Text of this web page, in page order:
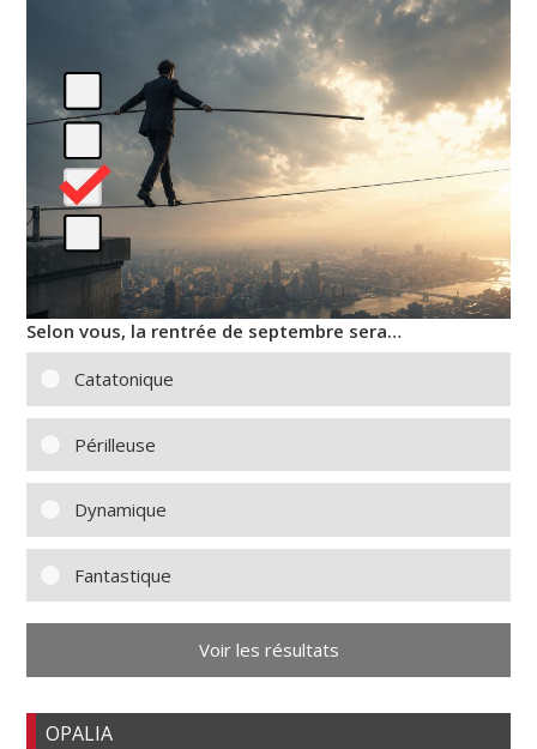
Selon vous, la rentrée de septembre sera…
Catatonique
Périlleuse
Dynamique
Fantastique
Voir les résultats
OPALIA